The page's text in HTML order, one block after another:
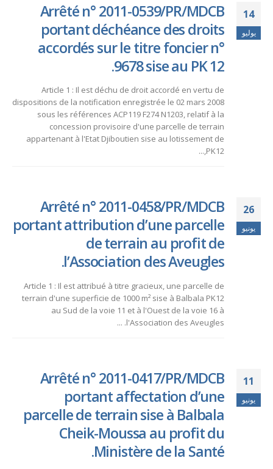
14
يوليو
Arrêté n° 2011-0539/PR/MDCB
portant déchéance des droits
accordés sur le titre foncier n°
9678 sise au PK 12.
Article 1 : Il est déchu de droit accordé en vertu de
dispositions de la notification enregistrée le 02 mars 2008
sous les références ACP119 F274 N1203, relatif à la
concession provisoire d'une parcelle de terrain
appartenant à l'Etat Djiboutien sise au lotissement de
PK12,...
26
يونيو
Arrêté n° 2011-0458/PR/MDCB
portant attribution d’une parcelle
de terrain au profit de
l’Association des Aveugles.
Article 1 : Il est attribué à titre gracieux, une parcelle de
terrain d'une superficie de 1000 m² sise à Balbala PK12
au Sud de la voie 11 et à l'Ouest de la voie 16 à
l'Association des Aveugles. ...
11
يونيو
Arrêté n° 2011-0417/PR/MDCB
portant affectation d’une
parcelle de terrain sise à Balbala
Cheik-Moussa au profit du
Ministère de la Santé.